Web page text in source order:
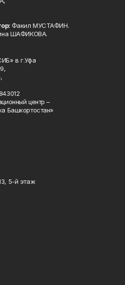
Факил МУСТАФИН.
ШАФИКОВА.
в г.Уфа
центр –
Башкортостан»
5-й этаж